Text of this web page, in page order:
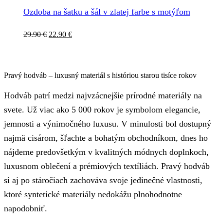
Ozdoba na šatku a šál v zlatej farbe s motýľom
29.90€ Pôvodná
22.90 €Aktuálna
Pravý hodváb – luxusný materiál s históriou starou tisíce rokov
Hodváb patrí medzi najvzácnejšie prírodné materiály na
svete. Už viac ako 5 000 rokov je symbolom elegancie,
jemnosti a výnimočného luxusu. V minulosti bol dostupný
najmä cisárom, šľachte a bohatým obchodníkom, dnes ho
nájdeme predovšetkým v kvalitných módnych doplnkoch,
luxusnom oblečení a prémiových textíliách. Pravý hodváb
si aj po stáročiach zachováva svoje jedinečné vlastnosti,
ktoré syntetické materiály nedokážu plnohodnotne
napodobniť.